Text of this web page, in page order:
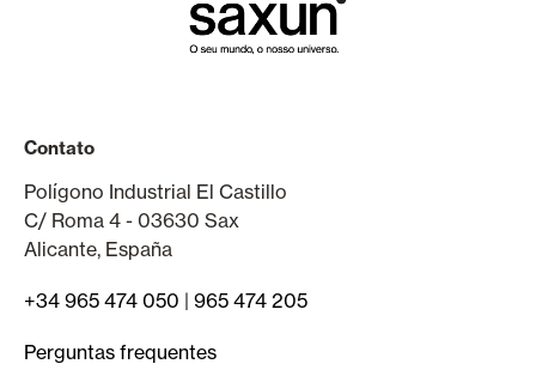
Contato
Polígono Industrial El Castillo
C/ Roma 4 - 03630 Sax
Alicante, España
+34 965 474 050 | 965 474 205
Perguntas frequentes